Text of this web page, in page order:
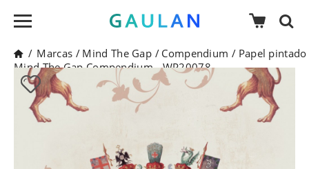
/ Marcas / Mind The Gap / Compendium / Papel pintado
Mind The Gap Compendium - WP20078